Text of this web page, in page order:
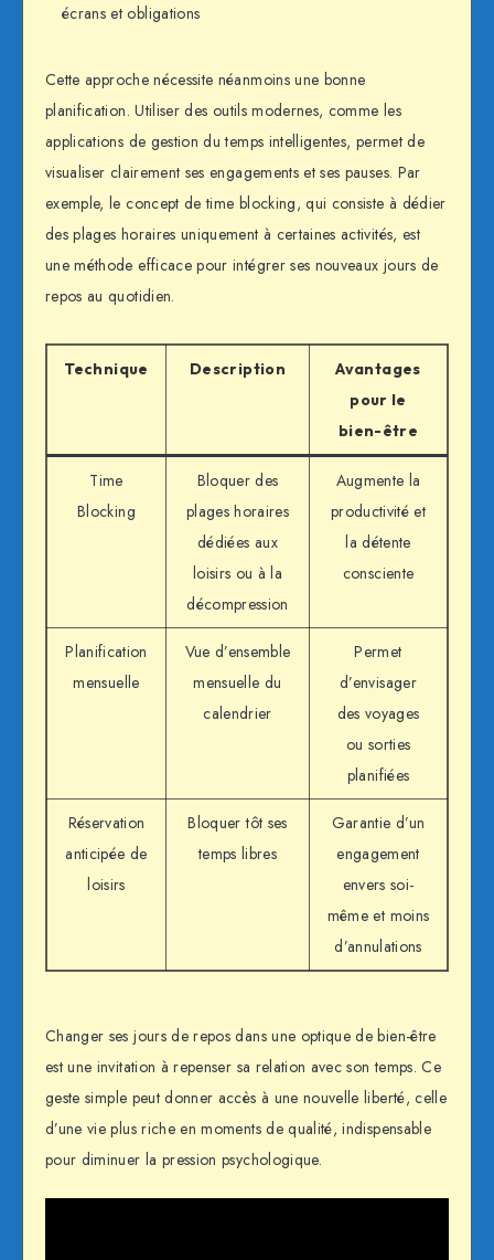
écrans et obligations
Cette approche nécessite néanmoins une bonne
planification. Utiliser des outils modernes, comme les
applications de gestion du temps intelligentes, permet de
visualiser clairement ses engagements et ses pauses. Par
exemple, le concept de time blocking, qui consiste à dédier
des plages horaires uniquement à certaines activités, est
une méthode efficace pour intégrer ses nouveaux jours de
repos au quotidien.
Technique Description
Avantages
pour le
bien-être
Time
Blocking
Bloquer des
plages horaires
dédiées aux
loisirs ou à la
décompression
Augmente la
productivité et
la détente
consciente
Planification
mensuelle
Vue d’ensemble
mensuelle du
calendrier
Permet
d’envisager
des voyages
ou sorties
planifiées
Réservation
anticipée de
loisirs
Bloquer tôt ses
temps libres
Garantie d’un
engagement
envers soi-
même et moins
d’annulations
Changer ses jours de repos dans une optique de bien-être
est une invitation à repenser sa relation avec son temps. Ce
geste simple peut donner accès à une nouvelle liberté, celle
d’une vie plus riche en moments de qualité, indispensable
pour diminuer la pression psychologique.